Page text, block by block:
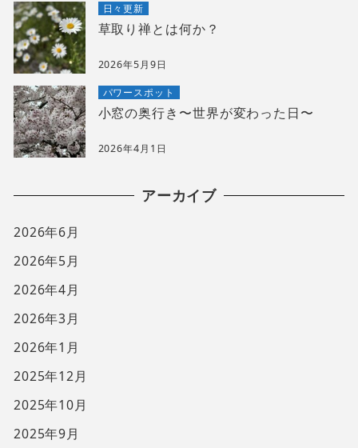
日々更新
草取り禅とは何か？
2026年5月9日
パワースポット
小窓の奥行き〜世界が変わった日〜
2026年4月1日
アーカイブ
2026年6月
2026年5月
2026年4月
2026年3月
2026年1月
2025年12月
2025年10月
2025年9月